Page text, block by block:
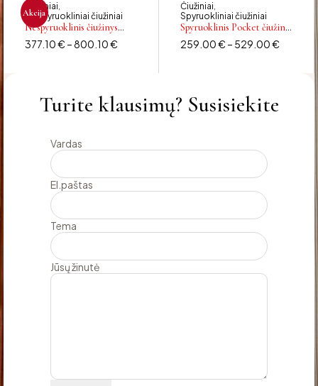
Akcija
Čiužiniai
Nespyruokliniai čiužiniai
Nespyruoklinis čiužinys
SOFIJA
377.10€ –800.10€
Čiužiniai
Spyruokliniai čiužiniai
Spyruoklinis Pocket čiužinys
DUETAS
259.00€ – 529.00€
Turite klausimų? Susisiekite
Vardas
El.paštas
Tema
Jūsų žinutė